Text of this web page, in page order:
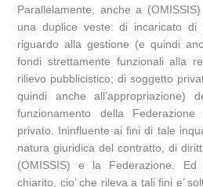
Parallelamente, anche a
una duplice veste: di incaricato di
riguardo alla gestione (e quindi
fondi strettamente funzionali alla
rilievo pubblicistico; di soggetto
quindi anche all’appropriazione)
funzionamento della
privato. Ininfluente ai fini di tale
natura giuridica del contratto, di
(OMISSIS) e la Federazione. Ed
chiarito, cio’ che rileva a tali fini e’